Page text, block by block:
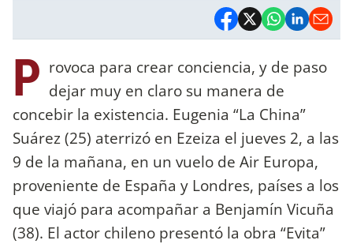
P rovoca para crear conciencia, y de paso
dejar muy en claro su manera de
concebir la existencia. Eugenia “La China”
Suárez (25) aterrizó en Ezeiza el jueves 2, a las
9 de la mañana, en un vuelo de Air Europa,
proveniente de España y Londres, países a los
que viajó para acompañar a Benjamín Vicuña
(38). El actor chileno presentó la obra “Evita”